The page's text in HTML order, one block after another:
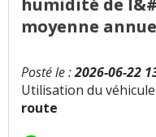
moyenne
Posté le :2026-06-22
Utilisation du véhicule
route